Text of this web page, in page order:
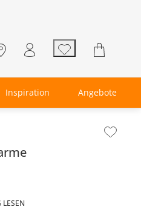
Inspiration Angebote
Seitenende